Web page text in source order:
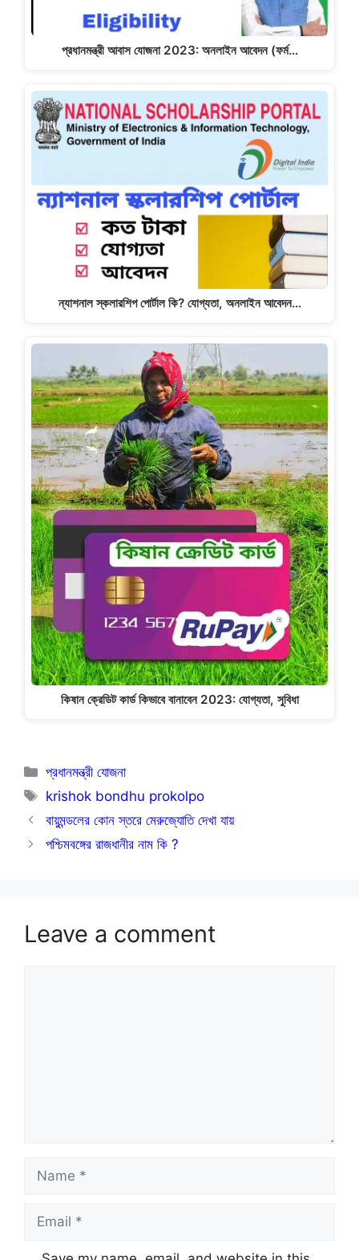
প্রধানমন্ত্রী আবাস যোজনা 2023: অনলাইন আবেদন (ফর্ম…
ন্যাশনাল স্কলারশিপ পোর্টাল কি? যোগ্যতা, অনলাইন আবেদন…
কিষান ক্রেডিট কার্ড কিভাবে বানাবেন 2023: যোগ্যতা, সুবিধা
Categories
প্রধানমন্ত্রী যোজনা
Tags
krishok bondhu prokolpo
বায়ুমন্ডলের কোন স্তরে মেরুজ্যোতি দেখা যায়
পশ্চিমবঙ্গের রাজধানীর নাম কি ?
Leave a comment